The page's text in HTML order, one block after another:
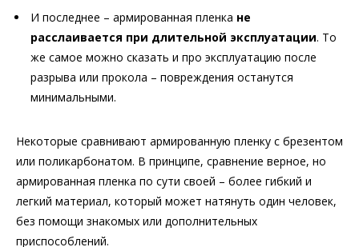
И последнее – армированная пленка не
расслаивается при длительной эксплуатации. То
же самое можно сказать и про эксплуатацию после
разрыва или прокола – повреждения останутся
минимальными.
Некоторые сравнивают армированную пленку с брезентом
или поликарбонатом. В принципе, сравнение верное, но
армированная пленка по сути своей – более гибкий и
легкий материал, который может натянуть один человек,
без помощи знакомых или дополнительных
приспособлений.